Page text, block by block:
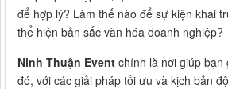
để hợp lý? Làm thế nào để sự kiện khai
thể hiện bản sắc văn hóa doanh nghiệp?
Ninh Thuận Event chính là nơi giúp bạn
đó, với các giải pháp tối ưu và kịch bản